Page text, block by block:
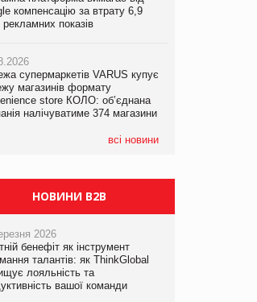
компенсацію за втрату 6,9
показів
супермаркетів VARUS купує
магазинів формату
store КОЛО: об’єднана
налічуватиме 374 магазини
всі новини
компенсацію за втрату 6,9
показів
супермаркетів VARUS купує
магазинів формату
store КОЛО: об’єднана
налічуватиме 374 магазини
компенсацію за втрату 6,9
показів
витратила понад $1 млрд на
за квартал
НОВИНИ B2B
2026
бенефіт як інструмент
талантів: як ThinkGlobal
лояльність та
вашої команди